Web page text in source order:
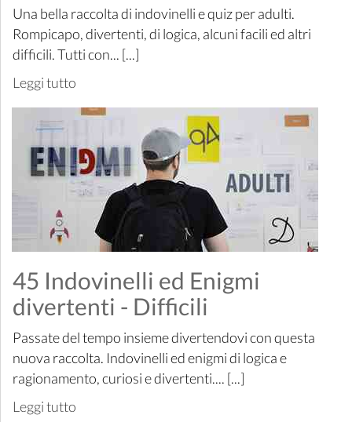
Una bella raccolta di indovinelli e quiz per adulti.
Rompicapo, divertenti, di logica, alcuni facili ed altri
difficili. Tutti con... [...]
Leggi tutto
45 Indovinelli ed Enigmi
divertenti - Difficili
Passate del tempo insieme divertendovi con questa
nuova raccolta. Indovinelli ed enigmi di logica e
ragionamento, curiosi e divertenti.... [...]
Leggi tutto